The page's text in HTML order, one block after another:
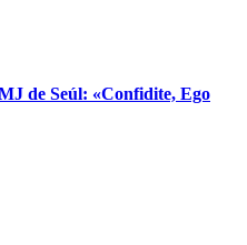
de Seúl: «Confidite, Ego